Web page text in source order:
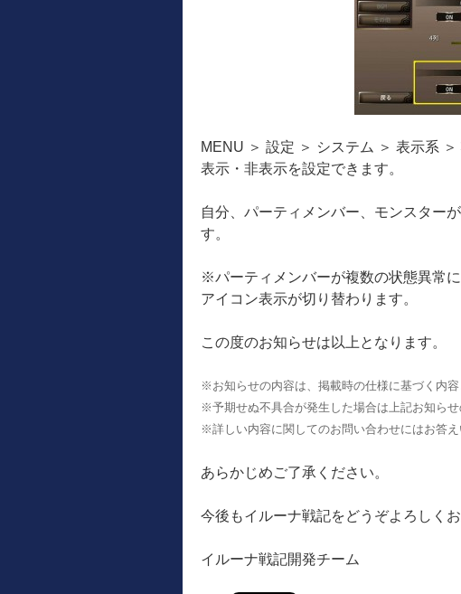
MENU ＞ 設定 ＞ システム ＞ 表示系
表示・非表示を設定できます。
自分、パーティメンバー、モンスター
す。
※パーティメンバーが複数の状態異常
アイコン表示が切り替わります。
この度のお知らせは以上となります。
※お知らせの内容は、掲載時の仕様に基づく内容
※予期せぬ不具合が発生した場合は上記お知らせ
※詳しい内容に関してのお問い合わせにはお答え
あらかじめご了承ください。
今後もイルーナ戦記をどうぞよろしくお
イルーナ戦記開発チーム